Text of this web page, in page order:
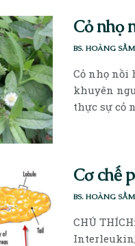
Cỏ nhọ
BS. HOÀNG SẦM
Cỏ nhọ nồi
khuyên
thực sự cỏ
Cơ chế
BS. HOÀNG SẦM
CHÚ
Interleukin;